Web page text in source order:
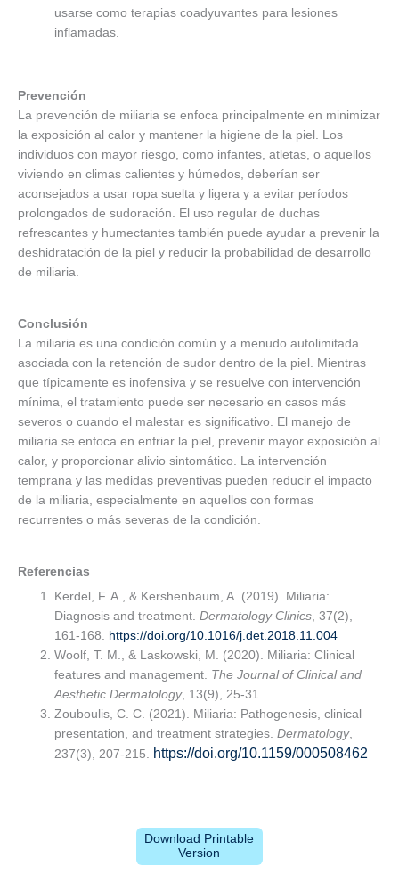
usarse como terapias coadyuvantes para lesiones
inflamadas.
Prevención
La prevención de miliaria se enfoca principalmente en minimizar
la exposición al calor y mantener la higiene de la piel. Los
individuos con mayor riesgo, como infantes, atletas, o aquellos
viviendo en climas calientes y húmedos, deberían ser
aconsejados a usar ropa suelta y ligera y a evitar períodos
prolongados de sudoración. El uso regular de duchas
refrescantes y humectantes también puede ayudar a prevenir la
deshidratación de la piel y reducir la probabilidad de desarrollo
de miliaria.
Conclusión
La miliaria es una condición común y a menudo autolimitada
asociada con la retención de sudor dentro de la piel. Mientras
que típicamente es inofensiva y se resuelve con intervención
mínima, el tratamiento puede ser necesario en casos más
severos o cuando el malestar es significativo. El manejo de
miliaria se enfoca en enfriar la piel, prevenir mayor exposición al
calor, y proporcionar alivio sintomático. La intervención
temprana y las medidas preventivas pueden reducir el impacto
de la miliaria, especialmente en aquellos con formas
recurrentes o más severas de la condición.
Referencias
Kerdel, F. A., & Kershenbaum, A. (2019). Miliaria:
Diagnosis and treatment.Dermatology Clinics, 37(2),
161-168. https://doi.org/10.1016/j.det.2018.11.004
Woolf, T. M., & Laskowski, M. (2020). Miliaria: Clinical
features and management. The Journal of Clinical and
Aesthetic Dermatology, 13(9), 25-31.
Zouboulis, C. C. (2021). Miliaria: Pathogenesis, clinical
presentation, and treatment strategies.Dermatology,
237(3), 207-215. https://doi.org/10.1159/000508462
Download Printable
Version